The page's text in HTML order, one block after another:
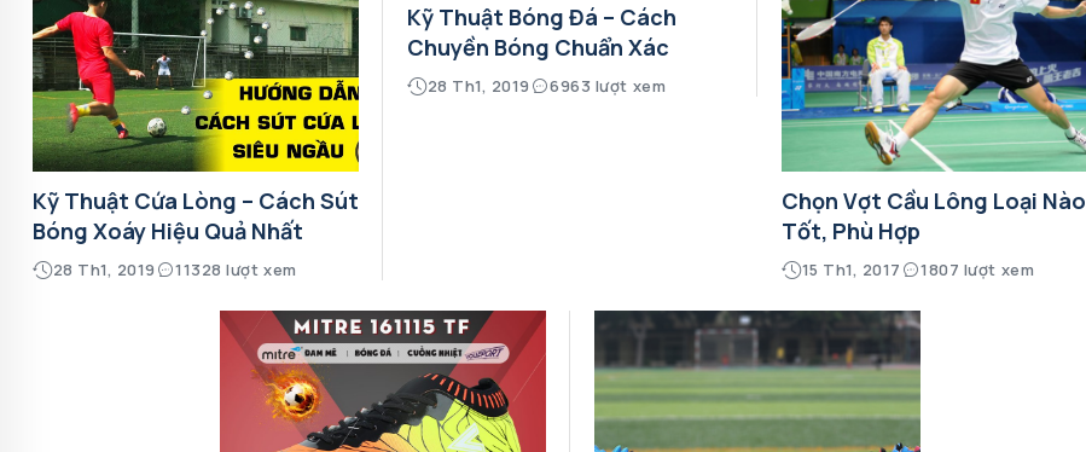
Kỹ Thuật Cứa Lòng – Cách Sút
Bóng Xoáy Hiệu Quả Nhất
28 Th1, 2019 11328 lượt xem
Kỹ Thuật Bóng Đá – Cách
Chuyền Bóng Chuẩn Xác
28 Th1, 2019 6963 lượt xem
Chọn Vợt Cầu Lông Loại Nào
Tốt, Phù Hợp
15 Th1, 2017 1807 lượt xem